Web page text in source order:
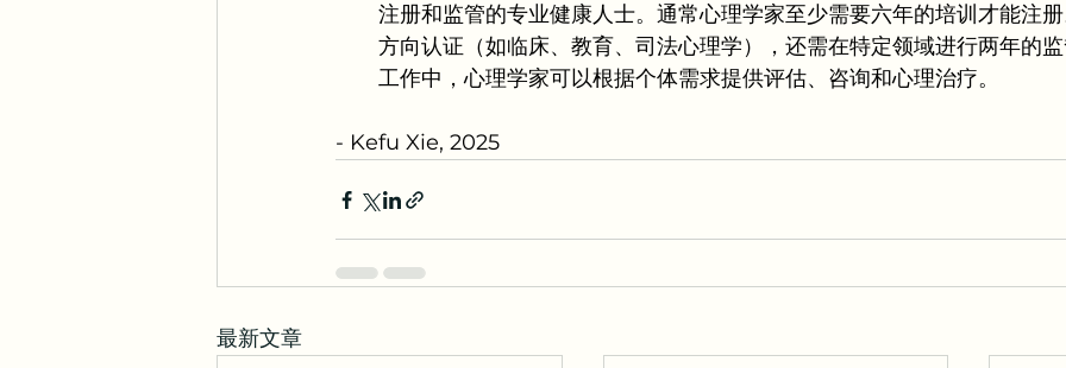
注册和监管的专业健康人士。通常心理学家至少需要六年的培训才能注
方向认证（如临床、教育、司法心理学），还需在特定领域进行两年的
工作中，心理学家可以根据个体需求提供评估、咨询和心理治疗。
- Kefu Xie, 2025
最新文章